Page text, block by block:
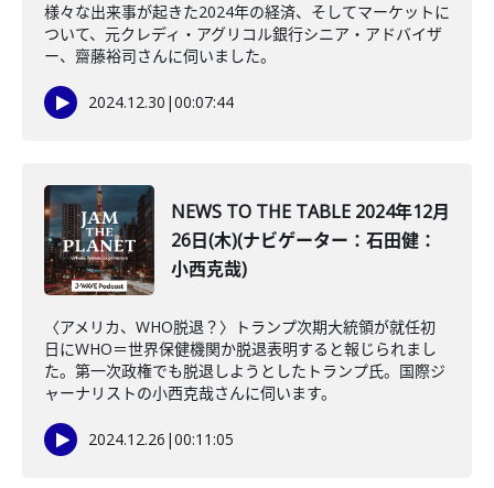
様々な出来事が起きた2024年の経済、そしてマーケットに
ついて、元クレディ・アグリコル銀行シニア・アドバイザ
ー、齋藤裕司さんに伺いました。
2024.12.30 |00:07:44
NEWS TO THE TABLE 2024年12月
26日(木)(ナビゲーター：石田健：
小西克哉)
〈アメリカ、WHO脱退？〉トランプ次期大統領が就任初
日にWHO＝世界保健機関か脱退表明すると報じられまし
た。第一次政権でも脱退しようとしたトランプ氏。国際ジ
ャーナリストの小西克哉さんに伺います。
2024.12.26 |00:11:05